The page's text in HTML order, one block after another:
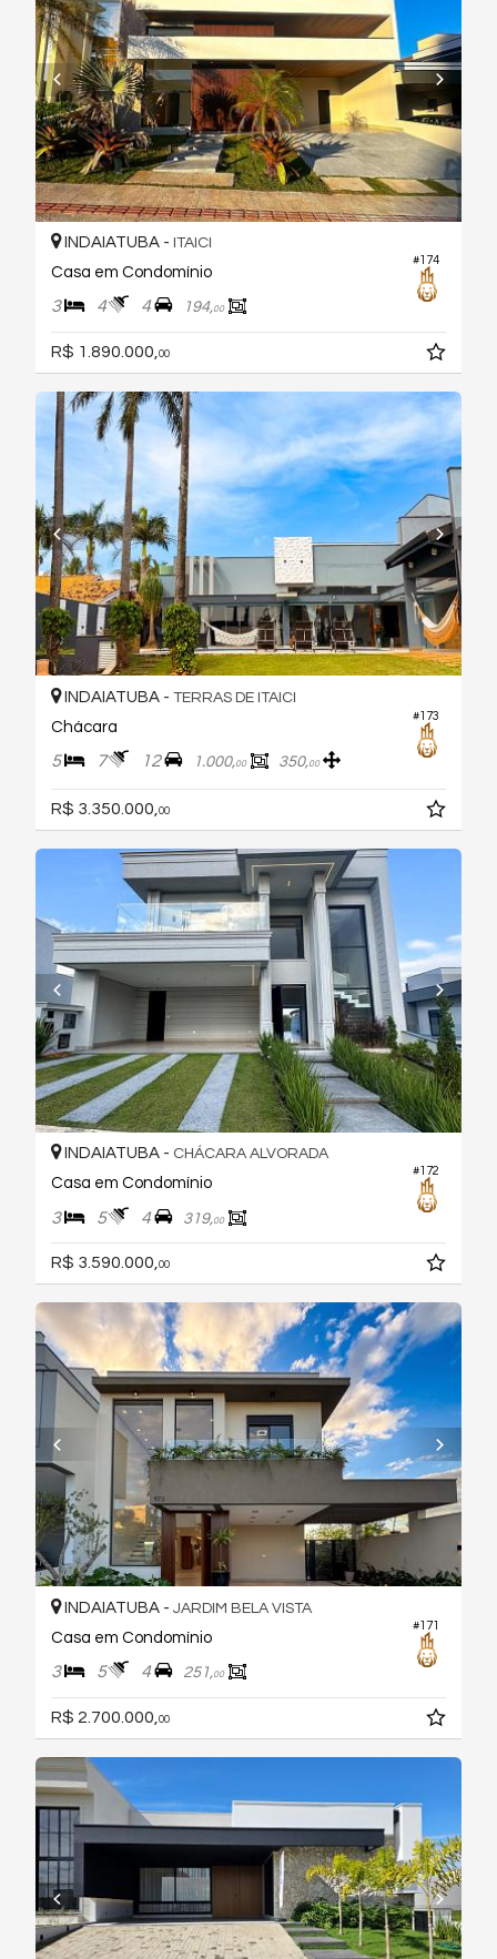
#174
INDAIATUBA - ITAICI
Casa em Condomínio
3 4 4 194,00
R$ 1.890.000, 00
#173
INDAIATUBA - TERRAS DE ITAICI
Chácara
5 7 12 1.000,00 350,00
R$ 3.350.000, 00
#172
INDAIATUBA - CHÁCARA ALVORADA
Casa em Condomínio
3 5 4 319,00
R$ 3.590.000,00
#171
INDAIATUBA - JARDIM BELA VISTA
Casa em Condomínio
3 5 4 251,00
R$ 2.700.000, 00